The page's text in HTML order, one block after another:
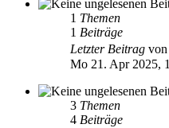
1 Themen
1 Beiträge
Letzter Beitrag von
Mo 21. Apr 2025,
3 Themen
4 Beiträge